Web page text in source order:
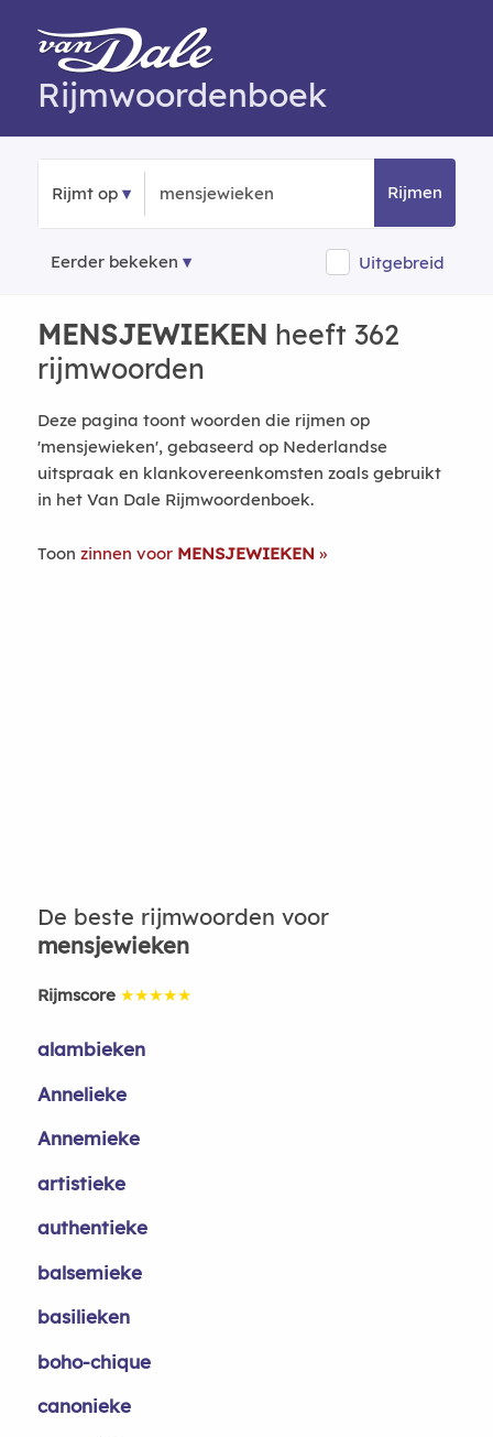
Rijmwoordenboek
Rijmt op Rijmen
Eerder bekeken Uitgebreid
MENSJEWIEKEN heeft 362
rijmwoorden
Deze pagina toont woorden die rijmen op
'mensjewieken', gebaseerd op Nederlandse
uitspraak en klankovereenkomsten zoals gebruikt
in het Van Dale Rijmwoordenboek.
Toon zinnen voor MENSJEWIEKEN
De beste rijmwoorden voor
mensjewieken
Rijmscore ★★★★★
alambieken
Annelieke
Annemieke
artistieke
authentieke
balsemieke
basilieken
boho-chique
canonieke